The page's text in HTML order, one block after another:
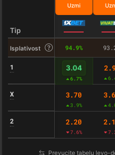
Tip
Uzmi
Isplativost 94.9%
1 3.04
6.7%
X 3.70
3.9%
2 2.20
7.6%
Prevucite tabelu levo-